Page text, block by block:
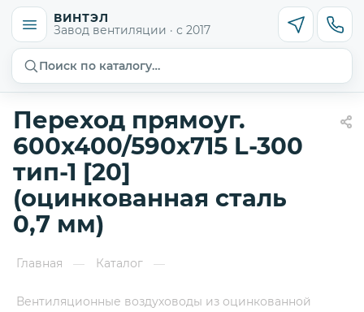
ВИНТЭЛ
Завод вентиляции · с 2017
Поиск по каталогу…
Переход прямоуг.
600х400/590х715 L-300
тип-1 [20]
(оцинкованная сталь
0,7 мм)
Главная — Каталог —
Вентиляционные воздуховоды из оцинкованной